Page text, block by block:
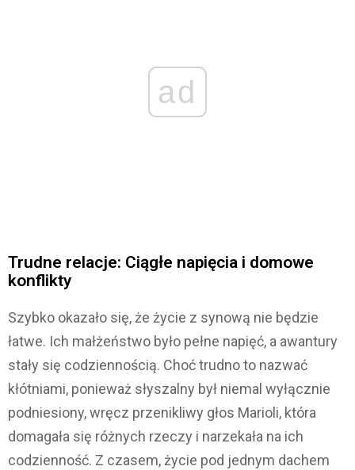
ad
Trudne relacje: Ciągłe napięcia i domowe
konflikty
Szybko okazało się, że życie z synową nie będzie
łatwe. Ich małżeństwo było pełne napięć, a awantury
stały się codziennością. Choć trudno to nazwać
kłótniami, ponieważ słyszalny był niemal wyłącznie
podniesiony, wręcz przenikliwy głos Marioli, która
domagała się różnych rzeczy i narzekała na ich
codzienność. Z czasem, życie pod jednym dachem